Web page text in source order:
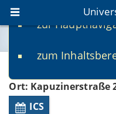
zur
zum
Ort: Kapuzinerstraße
ICS